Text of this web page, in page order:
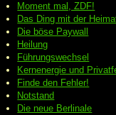
Moment mal, ZDF!
Das Ding mit der
Die böse Paywall
Heilung
Führungswechsel
Kernenergie und
Finde den Fehler!
Notstand
Die neue Berlinale